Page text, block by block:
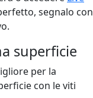
segnalo con
superficie
per la
con le viti